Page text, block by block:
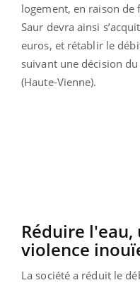
logement, en raison de
Saur devra ainsi
euros, et rétablir le
suivant une décision
(Haute-Vienne).
Réduire
violence
La société a réduit le